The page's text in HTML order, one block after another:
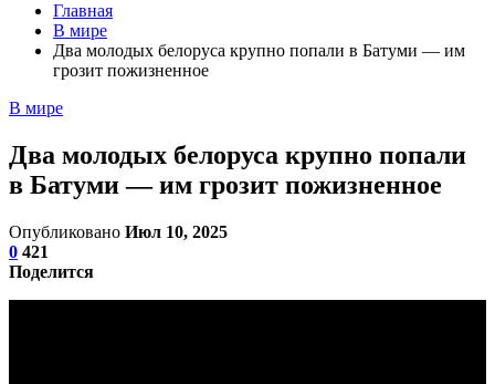
Главная
В мире
Два молодых белоруса крупно попали в Батуми — им
грозит пожизненное
В мире
Два молодых белоруса крупно попали
в Батуми — им грозит пожизненное
Опубликовано Июл 10, 2025
0 421
Поделится